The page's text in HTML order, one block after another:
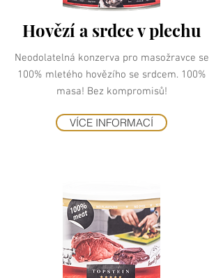
Hovězí a srdce v plechu
Neodolatelná konzerva pro masožravce se
100% mletého hovězího se srdcem. 100%
masa! Bez kompromisů!
VÍCE INFORMACÍ